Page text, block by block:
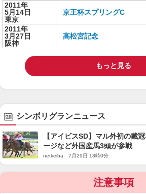
2011年
5月14日
東京
京王杯スプリングC
2011年
3月27日
阪神
高松宮記念
もっと見る
シンボリグランニュース
【アイビスSD】マル外初の戴
ージなど外国産馬3頭が参戦
netkeiba 7月29日 18時0分
注意事項